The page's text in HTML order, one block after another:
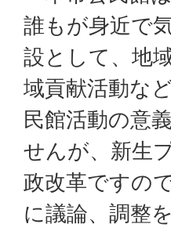
誰もが身近で
設として、地
域貢献活動な
民館活動の意
せんが、新生
政改革ですの
に議論、調整